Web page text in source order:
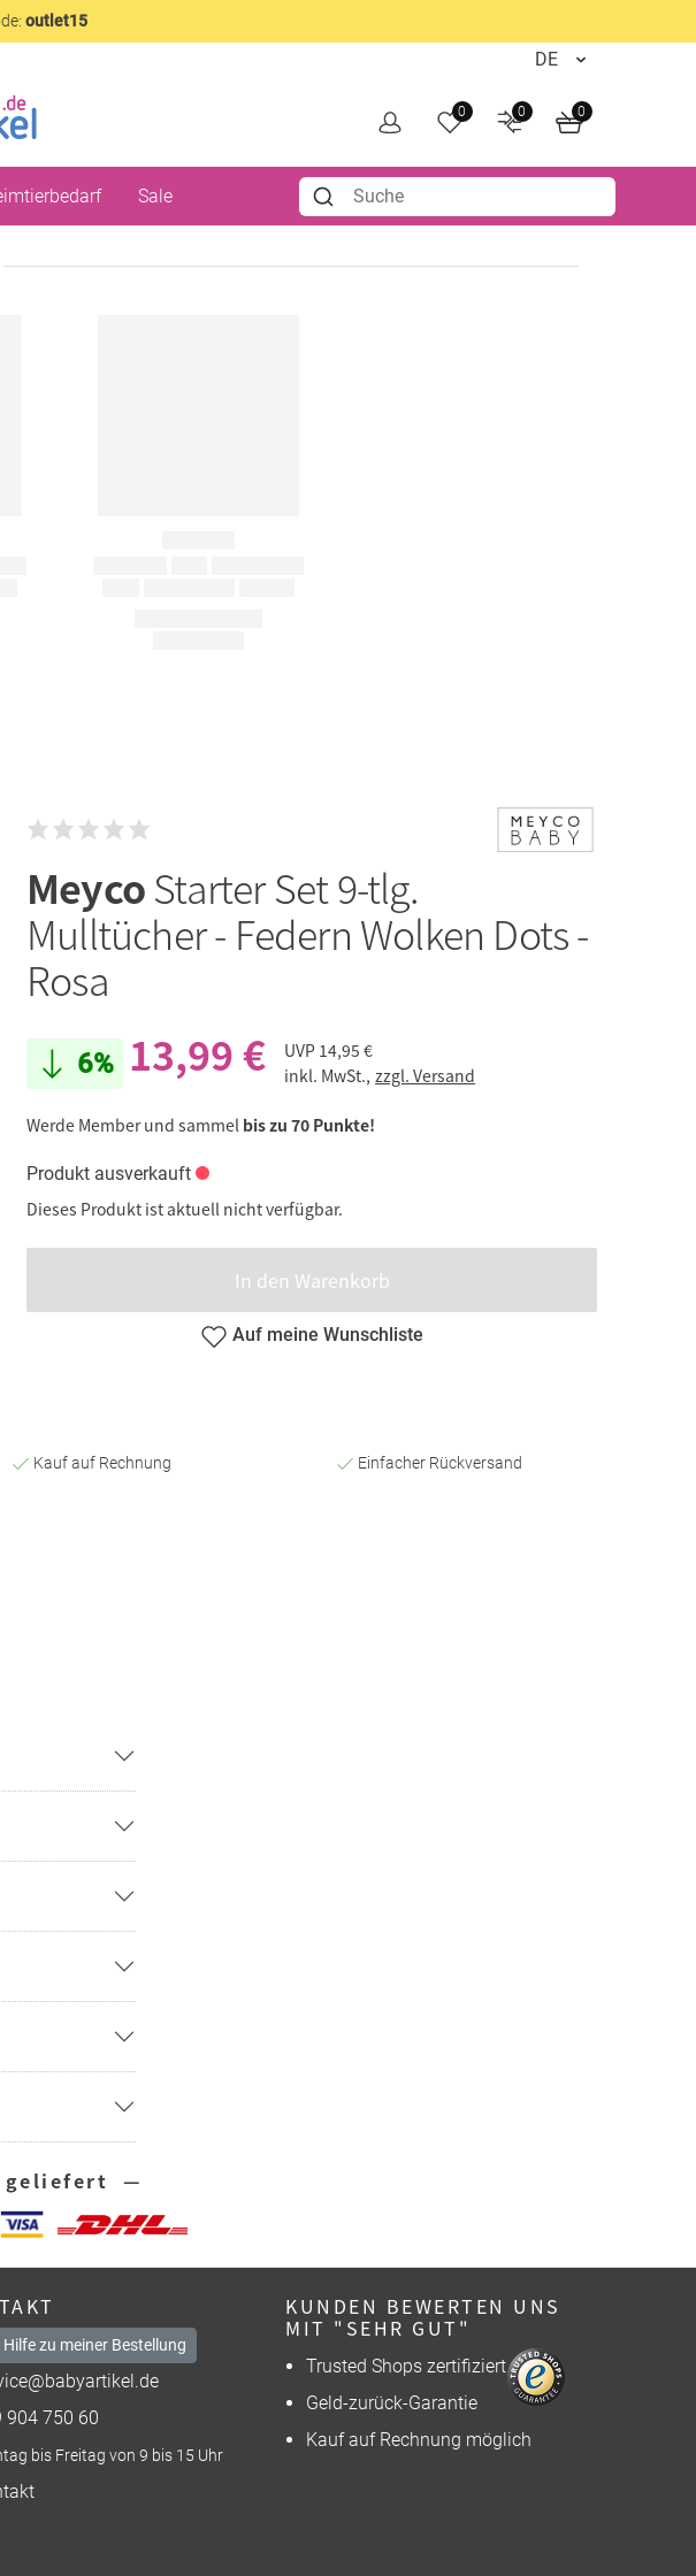
outlet15
0 0 0
Sale
MeycoStarter Set 9-tlg.
Mulltücher - Federn Wolken Dots -
Rosa
6% 13,99 € UVP 14,95 €
inkl. MwSt., zzgl. Versand
Werde Member und sammel bis zu 70 Punkte!
Produkt ausverkauft
Dieses Produkt ist aktuell nicht verfügbar.
In den Warenkorb
Auf meine Wunschliste
Kauf auf Rechnung Einfacher Rückversand
geliefert —
Hilfe zu meiner Bestellung
904 750 60
bis Freitag von 9 bis 15 Uhr
KUNDEN BEWERTEN UNS
MIT "SEHR GUT"
Trusted Shops zertifiziert
Geld-zurück-Garantie
Kauf auf Rechnung möglich